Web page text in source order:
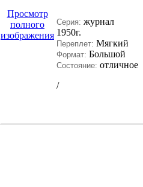
Просмотр
полного
изображения
Серия: журнал
1950г.
Переплет: Мягкий
Формат: Большой
Состояние: отличное
/